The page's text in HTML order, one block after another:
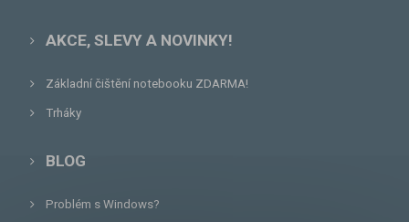
AKCE, SLEVY A NOVINKY!
Základní čištění notebooku ZDARMA!
Trháky
BLOG
Problém s Windows?